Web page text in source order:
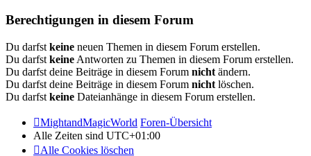
Berechtigungen in diesem Forum
Du darfst keine neuen Themen in diesem Forum erstellen.
Du darfst keine Antworten zu Themen in diesem Forum erstellen.
Du darfst deine Beiträge in diesem Forum nicht ändern.
Du darfst deine Beiträge in diesem Forum nicht löschen.
Du darfst keine Dateianhänge in diesem Forum erstellen.
MightandMagicWorld Foren-Übersicht
Alle Zeiten sind UTC+01:00
Alle Cookies löschen